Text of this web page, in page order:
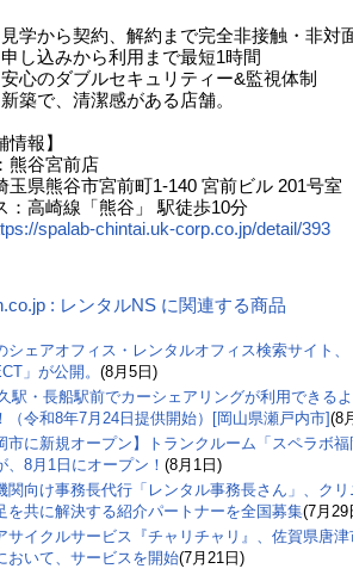
学から契約、解約まで完全非接触・非対
し込みから利用まで最短1時間
心のダブルセキュリティー&監視体制
築で、清潔感がある店舗。
情報】
熊谷宮前店
玉県熊谷市宮前町1-140 宮前ビル 201号室
：高崎線「熊谷」 駅徒歩10分
spalab-chintai.uk-corp.co.jp/detail/393
: レンタルNS に関連する商品
シェアオフィス・レンタルオフィス検索サイト、
」が公開。 (8月5日)
駅・長船駅前でカーシェアリングが利用できる
（令和8年7月24日提供開始）[岡山県瀬戸内市](8
市に新規オープン】トランクルーム「スペラボ福
、8月1日にオープン！ (8月1日)
関向け事務長代行「レンタル事務長さん」、クリ
を共に解決する紹介パートナーを全国募集(7月29
サイクルサービス『チャリチャリ』、佐賀県唐津
おいて、サービスを開始(7月21日)